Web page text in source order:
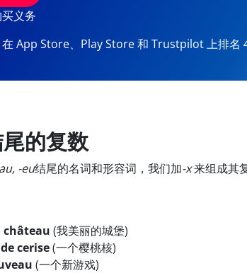
义务
在 App Store、Play Store 和 Trustpilot 上排名
的复数
-eu结尾的名词和形容词，我们加-x来组成其
château (我美丽的城堡)
cerise(一个樱桃核)
(一个新游戏)